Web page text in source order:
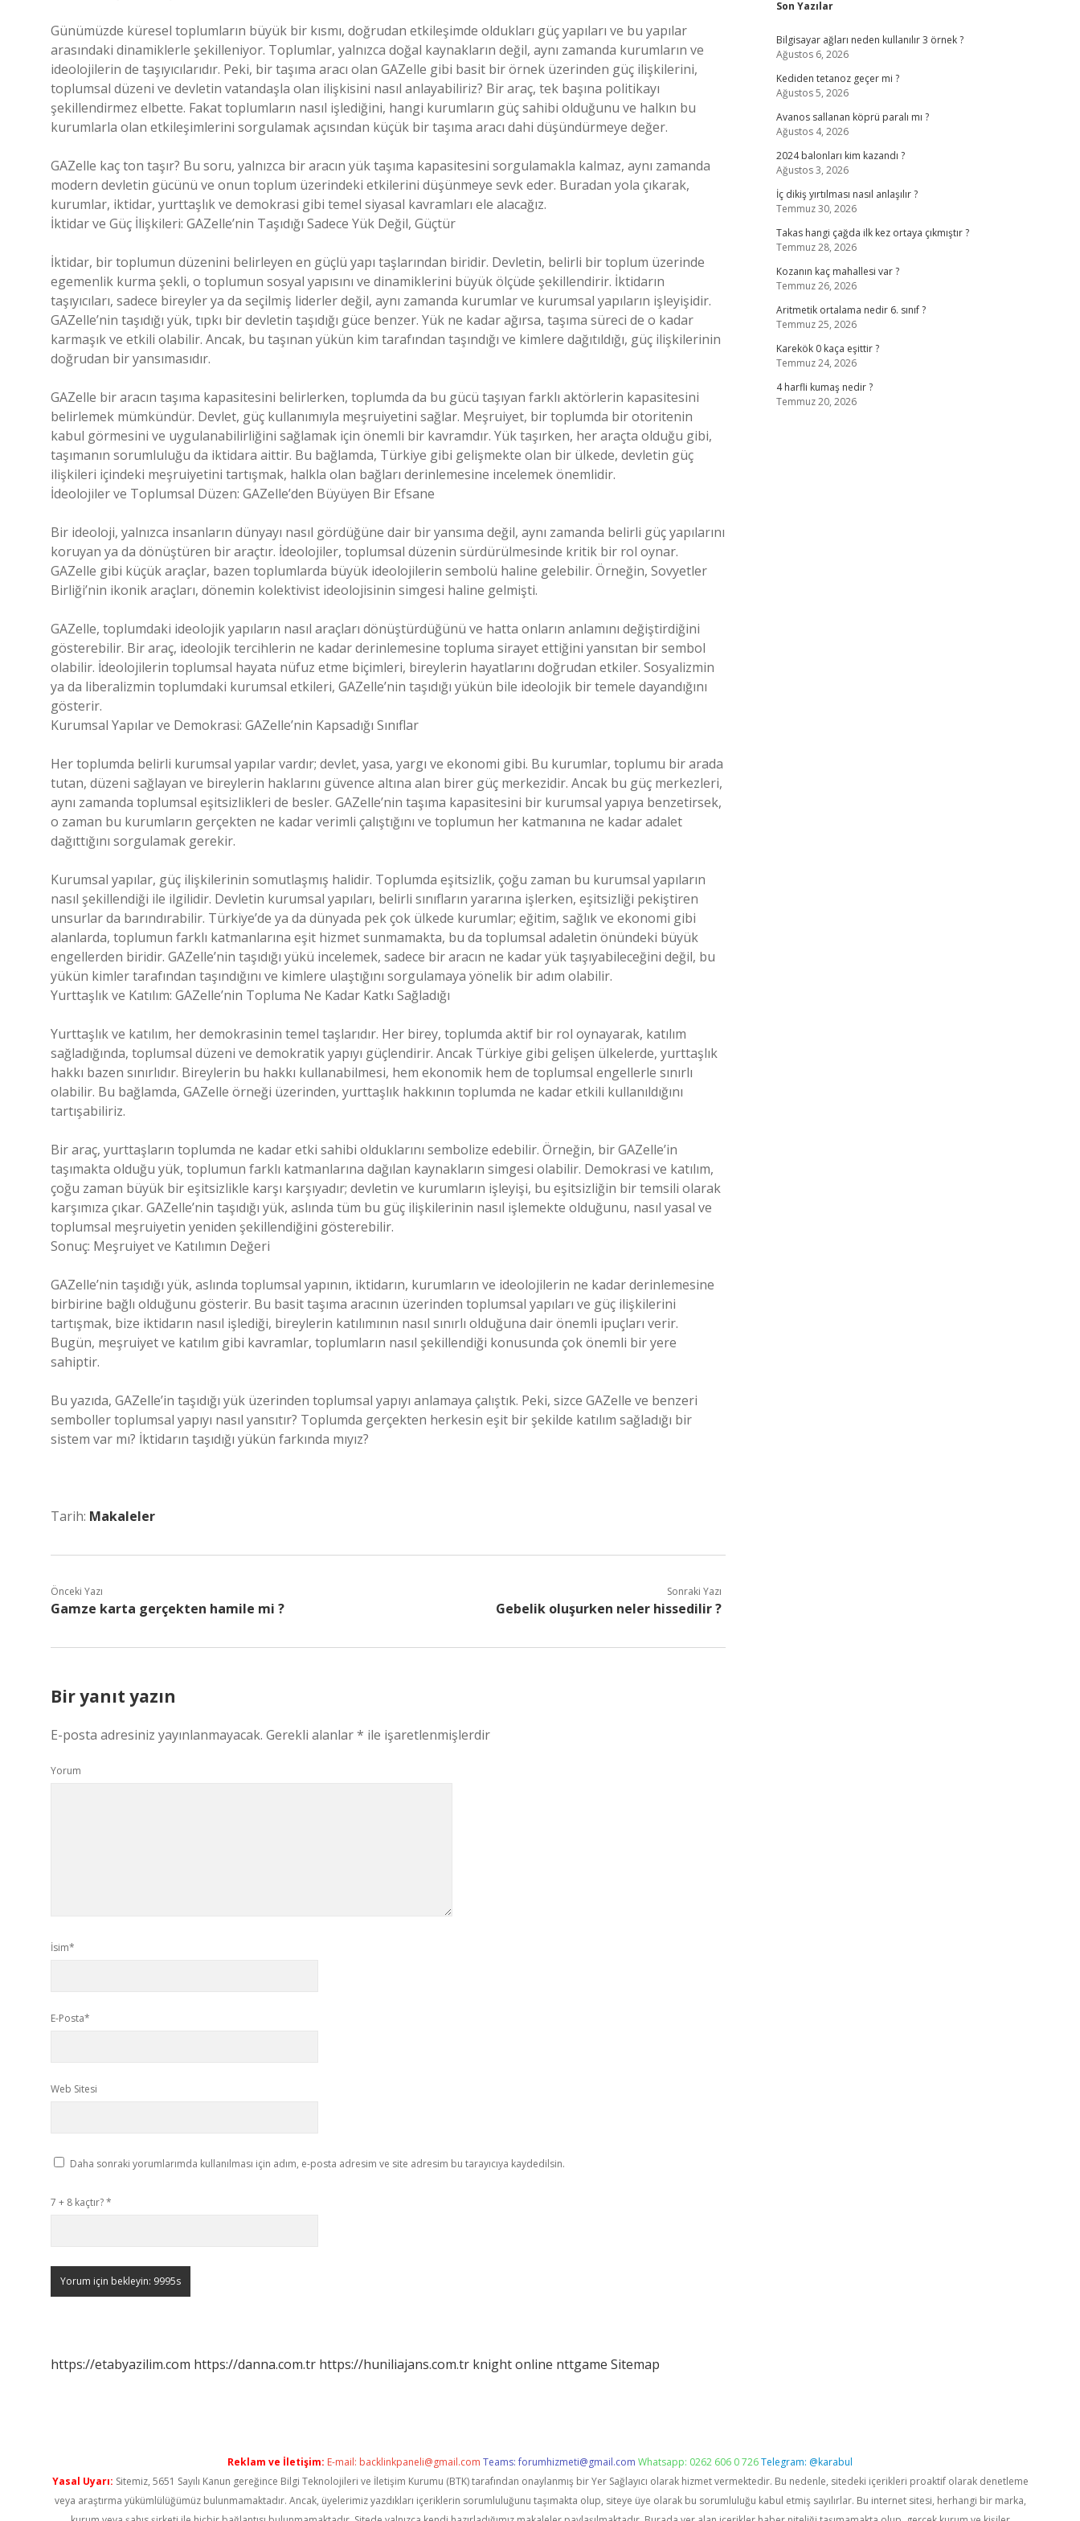
Günümüzde küresel toplumların büyük bir kısmı, doğrudan etkileşimde oldukları güç yapıları ve bu yapılar
arasındaki dinamiklerle şekilleniyor. Toplumlar, yalnızca doğal kaynakların değil, aynı zamanda kurumların ve
ideolojilerin de taşıyıcılarıdır. Peki, bir taşıma aracı olan GAZelle gibi basit bir örnek üzerinden güç ilişkilerini,
toplumsal düzeni ve devletin vatandaşla olan ilişkisini nasıl anlayabiliriz? Bir araç, tek başına politikayı
şekillendirmez elbette. Fakat toplumların nasıl işlediğini, hangi kurumların güç sahibi olduğunu ve halkın bu
kurumlarla olan etkileşimlerini sorgulamak açısından küçük bir taşıma aracı dahi düşündürmeye değer.
GAZelle kaç ton taşır? Bu soru, yalnızca bir aracın yük taşıma kapasitesini sorgulamakla kalmaz, aynı zamanda
modern devletin gücünü ve onun toplum üzerindeki etkilerini düşünmeye sevk eder. Buradan yola çıkarak,
kurumlar, iktidar, yurttaşlık ve demokrasi gibi temel siyasal kavramları ele alacağız.
İktidar ve Güç İlişkileri: GAZelle’nin Taşıdığı Sadece Yük Değil, Güçtür
İktidar, bir toplumun düzenini belirleyen en güçlü yapı taşlarından biridir. Devletin, belirli bir toplum üzerinde
egemenlik kurma şekli, o toplumun sosyal yapısını ve dinamiklerini büyük ölçüde şekillendirir. İktidarın
taşıyıcıları, sadece bireyler ya da seçilmiş liderler değil, aynı zamanda kurumlar ve kurumsal yapıların işleyişidir.
GAZelle’nin taşıdığı yük, tıpkı bir devletin taşıdığı güce benzer. Yük ne kadar ağırsa, taşıma süreci de o kadar
karmaşık ve etkili olabilir. Ancak, bu taşınan yükün kim tarafından taşındığı ve kimlere dağıtıldığı, güç ilişkilerinin
doğrudan bir yansımasıdır.
GAZelle bir aracın taşıma kapasitesini belirlerken, toplumda da bu gücü taşıyan farklı aktörlerin kapasitesini
belirlemek mümkündür. Devlet, güç kullanımıyla meşruiyetini sağlar. Meşruiyet, bir toplumda bir otoritenin
kabul görmesini ve uygulanabilirliğini sağlamak için önemli bir kavramdır. Yük taşırken, her araçta olduğu gibi,
taşımanın sorumluluğu da iktidara aittir. Bu bağlamda, Türkiye gibi gelişmekte olan bir ülkede, devletin güç
ilişkileri içindeki meşruiyetini tartışmak, halkla olan bağları derinlemesine incelemek önemlidir.
İdeolojiler ve Toplumsal Düzen: GAZelle’den Büyüyen Bir Efsane
Bir ideoloji, yalnızca insanların dünyayı nasıl gördüğüne dair bir yansıma değil, aynı zamanda belirli güç yapılarını
koruyan ya da dönüştüren bir araçtır. İdeolojiler, toplumsal düzenin sürdürülmesinde kritik bir rol oynar.
GAZelle gibi küçük araçlar, bazen toplumlarda büyük ideolojilerin sembolü haline gelebilir. Örneğin, Sovyetler
Birliği’nin ikonik araçları, dönemin kolektivist ideolojisinin simgesi haline gelmişti.
GAZelle, toplumdaki ideolojik yapıların nasıl araçları dönüştürdüğünü ve hatta onların anlamını değiştirdiğini
gösterebilir. Bir araç, ideolojik tercihlerin ne kadar derinlemesine topluma sirayet ettiğini yansıtan bir sembol
olabilir. İdeolojilerin toplumsal hayata nüfuz etme biçimleri, bireylerin hayatlarını doğrudan etkiler. Sosyalizmin
ya da liberalizmin toplumdaki kurumsal etkileri, GAZelle’nin taşıdığı yükün bile ideolojik bir temele dayandığını
gösterir.
Kurumsal Yapılar ve Demokrasi: GAZelle’nin Kapsadığı Sınıflar
Her toplumda belirli kurumsal yapılar vardır; devlet, yasa, yargı ve ekonomi gibi. Bu kurumlar, toplumu bir arada
tutan, düzeni sağlayan ve bireylerin haklarını güvence altına alan birer güç merkezidir. Ancak bu güç merkezleri,
aynı zamanda toplumsal eşitsizlikleri de besler. GAZelle’nin taşıma kapasitesini bir kurumsal yapıya benzetirsek,
o zaman bu kurumların gerçekten ne kadar verimli çalıştığını ve toplumun her katmanına ne kadar adalet
dağıttığını sorgulamak gerekir.
Kurumsal yapılar, güç ilişkilerinin somutlaşmış halidir. Toplumda eşitsizlik, çoğu zaman bu kurumsal yapıların
nasıl şekillendiği ile ilgilidir. Devletin kurumsal yapıları, belirli sınıfların yararına işlerken, eşitsizliği pekiştiren
unsurlar da barındırabilir. Türkiye’de ya da dünyada pek çok ülkede kurumlar; eğitim, sağlık ve ekonomi gibi
alanlarda, toplumun farklı katmanlarına eşit hizmet sunmamakta, bu da toplumsal adaletin önündeki büyük
engellerden biridir. GAZelle’nin taşıdığı yükü incelemek, sadece bir aracın ne kadar yük taşıyabileceğini değil, bu
yükün kimler tarafından taşındığını ve kimlere ulaştığını sorgulamaya yönelik bir adım olabilir.
Yurttaşlık ve Katılım: GAZelle’nin Topluma Ne Kadar Katkı Sağladığı
Yurttaşlık ve katılım, her demokrasinin temel taşlarıdır. Her birey, toplumda aktif bir rol oynayarak, katılım
sağladığında, toplumsal düzeni ve demokratik yapıyı güçlendirir. Ancak Türkiye gibi gelişen ülkelerde, yurttaşlık
hakkı bazen sınırlıdır. Bireylerin bu hakkı kullanabilmesi, hem ekonomik hem de toplumsal engellerle sınırlı
olabilir. Bu bağlamda, GAZelle örneği üzerinden, yurttaşlık hakkının toplumda ne kadar etkili kullanıldığını
tartışabiliriz.
Bir araç, yurttaşların toplumda ne kadar etki sahibi olduklarını sembolize edebilir. Örneğin, bir GAZelle’in
taşımakta olduğu yük, toplumun farklı katmanlarına dağılan kaynakların simgesi olabilir. Demokrasi ve katılım,
çoğu zaman büyük bir eşitsizlikle karşı karşıyadır; devletin ve kurumların işleyişi, bu eşitsizliğin bir temsili olarak
karşımıza çıkar. GAZelle’nin taşıdığı yük, aslında tüm bu güç ilişkilerinin nasıl işlemekte olduğunu, nasıl yasal ve
toplumsal meşruiyetin yeniden şekillendiğini gösterebilir.
Sonuç: Meşruiyet ve Katılımın Değeri
GAZelle’nin taşıdığı yük, aslında toplumsal yapının, iktidarın, kurumların ve ideolojilerin ne kadar derinlemesine
birbirine bağlı olduğunu gösterir. Bu basit taşıma aracının üzerinden toplumsal yapıları ve güç ilişkilerini
tartışmak, bize iktidarın nasıl işlediği, bireylerin katılımının nasıl sınırlı olduğuna dair önemli ipuçları verir.
Bugün, meşruiyet ve katılım gibi kavramlar, toplumların nasıl şekillendiği konusunda çok önemli bir yere
sahiptir.
Bu yazıda, GAZelle’in taşıdığı yük üzerinden toplumsal yapıyı anlamaya çalıştık. Peki, sizce GAZelle ve benzeri
semboller toplumsal yapıyı nasıl yansıtır? Toplumda gerçekten herkesin eşit bir şekilde katılım sağladığı bir
sistem var mı? İktidarın taşıdığı yükün farkında mıyız?
Tarih: Makaleler
Önceki Yazı
Gamze karta gerçekten hamile mi ?
Sonraki Yazı
Gebelik oluşurken neler hissedilir ?
Bir yanıt yazın
E-posta adresiniz yayınlanmayacak. Gerekli alanlar* ile işaretlenmişlerdir
Yorum
İsim*
E-Posta*
Web Sitesi
Daha sonraki yorumlarımda kullanılması için adım, e-posta adresim ve site adresim bu tarayıcıya kaydedilsin.
7 + 8 kaçtır?*
https://etabyazilim.com https://danna.com.tr https://huniliajans.com.tr knight online nttgame Sitemap
Son Yazılar
Bilgisayar ağları neden kullanılır 3 örnek ?
Ağustos 6, 2026
Kediden tetanoz geçer mi ?
Ağustos 5, 2026
Avanos sallanan köprü paralı mı ?
Ağustos 4, 2026
2024 balonları kim kazandı ?
Ağustos 3, 2026
İç dikiş yırtılması nasıl anlaşılır ?
Temmuz 30, 2026
Takas hangi çağda ilk kez ortaya çıkmıştır ?
Temmuz 28, 2026
Kozanın kaç mahallesi var ?
Temmuz 26, 2026
Aritmetik ortalama nedir 6. sınıf ?
Temmuz 25, 2026
Karekök 0 kaça eşittir ?
Temmuz 24, 2026
4 harfli kumaş nedir ?
Temmuz 20, 2026
Reklam ve İletişim: E-mail: backlinkpaneli@gmail.com Teams:forumhizmeti@gmail.com Whatsapp: 0262 606 0 726Telegram: @karabul
Yasal Uyarı: Sitemiz, 5651 Sayılı Kanun gereğince Bilgi Teknolojileri ve İletişim Kurumu (BTK) tarafından onaylanmış bir Yer Sağlayıcı olarak hizmet vermektedir. Bu nedenle, sitedeki içerikleri proaktif olarak denetleme
veya araştırma yükümlülüğümüz bulunmamaktadır. Ancak, üyelerimiz yazdıkları içeriklerin sorumluluğunu taşımakta olup, siteye üye olarak bu sorumluluğu kabul etmiş sayılırlar. Bu internet sitesi, herhangi bir marka,